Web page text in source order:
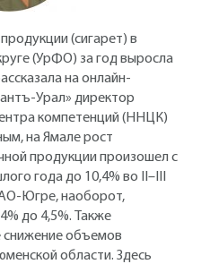
(сигарет) в
(УрФО) за год выросла
на онлайн-
Урал» директор
компетенций (ННЦК)
на Ямале рост
продукции произошел с
года до 10,4% во II–III
Югре, наоборот,
до 4,5%. Также
снижение объемов
области. Здесь